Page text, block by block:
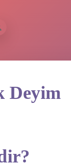
Deyim